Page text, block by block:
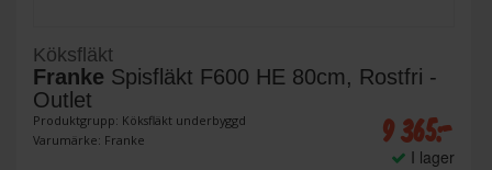
Köksfläkt
Franke Spisfläkt F600 HE 80cm, Rostfri -
Outlet
Produktgrupp: Köksfläkt underbyggd
Varumärke: Franke
9 365:-
I lager